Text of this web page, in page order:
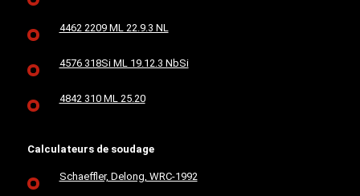
4462 2209 ML 22.9.3 NL
4576 318Si ML 19.12.3 NbSi
4842 310 ML 25.20
Calculateurs de soudage
Schaeffler, Delong, WRC-1992